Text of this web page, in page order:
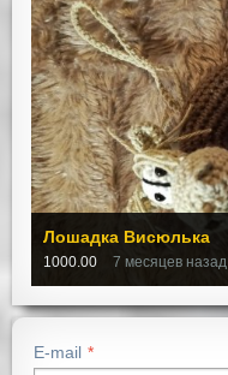
Лошадка Висюлька
1000.00 7 месяцев назад
E-mail